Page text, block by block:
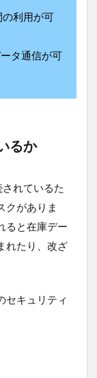
利用が可
タ通信が可
るか
れているた
クがありま
ると在庫デー
れたり、改ざ
セキュリティ